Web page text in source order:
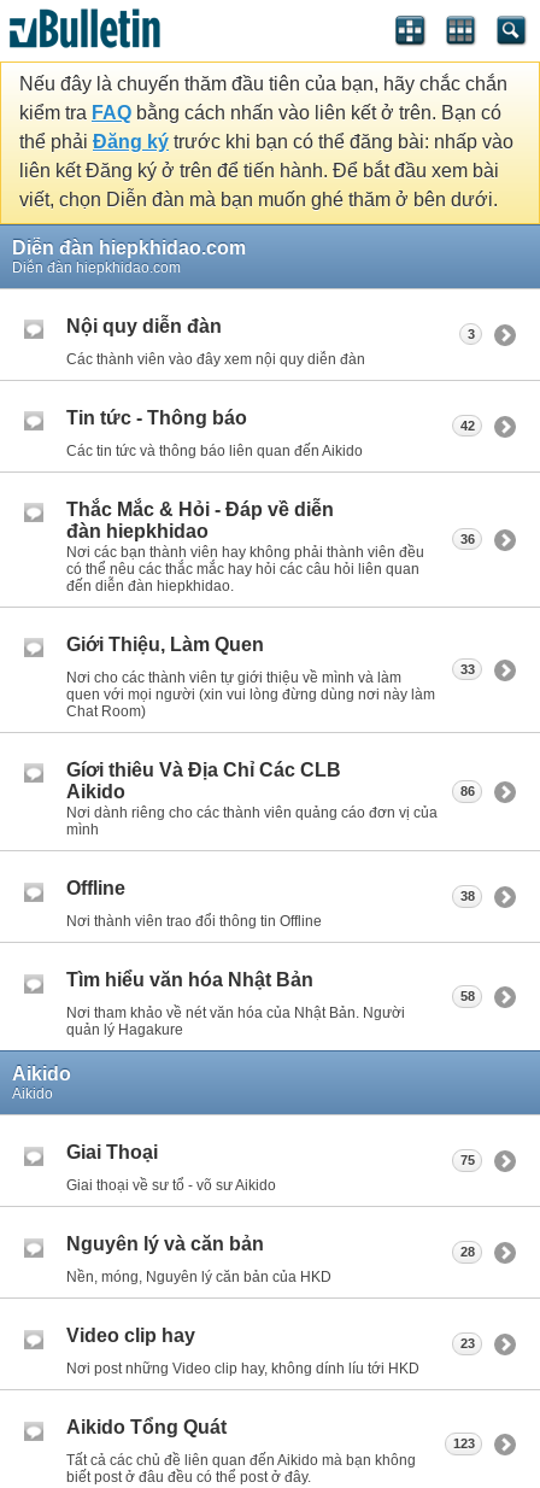
Nếu đây là chuyến thăm đầu tiên của bạn, hãy chắc chắn
kiểm tra FAQ bằng cách nhấn vào liên kết ở trên. Bạn có
thể phải Đăng ký trước khi bạn có thể đăng bài: nhấp vào
liên kết Đăng ký ở trên để tiến hành. Để bắt đầu xem bài
viết, chọn Diễn đàn mà bạn muốn ghé thăm ở bên dưới.
Diễn đàn hiepkhidao.com
Diễn đàn hiepkhidao.com
Nội quy diễn đàn
Các thành viên vào đây xem nội quy diễn đàn
3
Tin tức - Thông báo
Các tin tức và thông báo liên quan đến Aikido
42
Thắc Mắc & Hỏi - Đáp về diễn
đàn hiepkhidao
Nơi các bạn thành viên hay không phải thành viên đều
có thể nêu các thắc mắc hay hỏi các câu hỏi liên quan
đến diễn đàn hiepkhidao.
36
Giới Thiệu, Làm Quen
Nơi cho các thành viên tự giới thiệu về mình và làm
quen với mọi người (xin vui lòng đừng dùng nơi này làm
Chat Room)
33
Gíơi thiêu Và Địa Chỉ Các CLB
Aikido
Nơi dành riêng cho các thành viên quảng cáo đơn vị của
mình
86
Offline
Nơi thành viên trao đổi thông tin Offline
38
Tìm hiểu văn hóa Nhật Bản
Nơi tham khảo về nét văn hóa của Nhật Bản. Người
quản lý Hagakure
58
Aikido
Aikido
Giai Thoại
Giai thoại về sư tổ - võ sư Aikido
75
Nguyên lý và căn bản
Nền, móng, Nguyên lý căn bản của HKD
28
Video clip hay
Nơi post những Video clip hay, không dính líu tới HKD
23
Aikido Tổng Quát
Tất cả các chủ đề liên quan đến Aikido mà bạn không
biết post ở đâu đều có thể post ở đây.
123